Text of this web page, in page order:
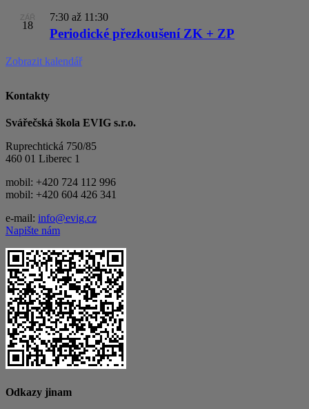
ZÁŘ
18
7:30 až 11:30
Periodické přezkoušení ZK + ZP
Zobrazit kalendář
Kontakty
Svářečská škola EVIG s.r.o.
Ruprechtická 750/85
460 01 Liberec 1
mobil: +420 724 112 996
mobil: +420 604 426 341
e-mail: info@evig.cz
Napište nám
Odkazy jinam